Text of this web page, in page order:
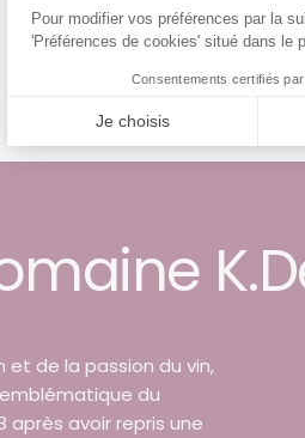
Pour modifier vos préférences par la
'Préférences de cookies' situé dans le
Consentements certifiés par
Je choisis
Axeptio consent
et de la passion du vin,
du
après avoir repris une